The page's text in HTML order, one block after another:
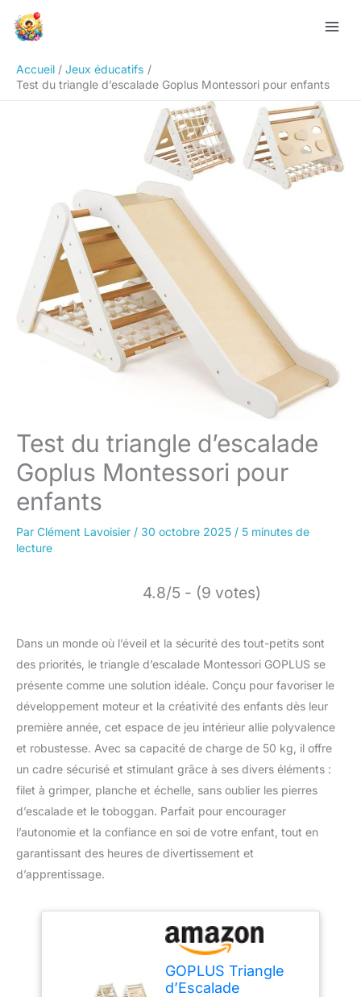
Accueil
Jeux éducatifs
Test du triangle d’escalade Goplus Montessori pour enfants
Test du triangle d’escalade
Goplus Montessori pour
enfants
Par Clément Lavoisier / 30 octobre 2025 / 5 minutes de
lecture
4.8/5 - (9 votes)
Dans un monde où l’éveil et la sécurité des tout-petits sont
des priorités, le triangle d’escalade Montessori GOPLUS se
présente comme une solution idéale. Conçu pour favoriser le
développement moteur et la créativité des enfants dès leur
première année, cet espace de jeu intérieur allie polyvalence
et robustesse. Avec sa capacité de charge de 50 kg, il offre
un cadre sécurisé et stimulant grâce à ses divers éléments :
filet à grimper, planche et échelle, sans oublier les pierres
d’escalade et le toboggan. Parfait pour encourager
l’autonomie et la confiance en soi de votre enfant, tout en
garantissant des heures de divertissement et
d’apprentissage.
GOPLUS Triangle
d’Escalade
Rechercher